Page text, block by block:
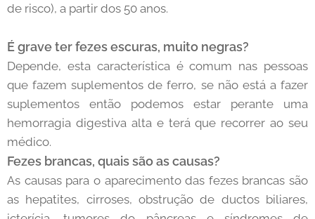
de risco), a partir dos 50 anos.
É grave ter fezes escuras, muito negras?
Depende, esta característica é comum nas pessoas
que fazem suplementos de ferro, se não está a fazer
suplementos então podemos estar perante uma
hemorragia digestiva alta e terá que recorrer ao seu
médico.
Fezes brancas, quais são as causas?
As causas para o aparecimento das fezes brancas são
as hepatites, cirroses, obstrução de ductos biliares,